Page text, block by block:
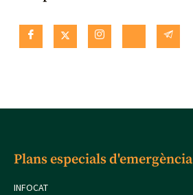
Plans especials d'emergència
INFOCAT